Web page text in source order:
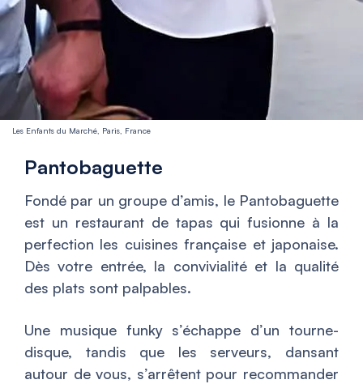
Les Enfants du Marché, Paris, France
Pantobaguette
Fondé par un groupe d’amis, le Pantobaguette
est un restaurant de tapas qui fusionne à la
perfection les cuisines française et japonaise.
Dès votre entrée, la convivialité et la qualité
des plats sont palpables.
Une musique funky s’échappe d’un tourne-
disque, tandis que les serveurs, dansant
autour de vous, s’arrêtent pour recommander